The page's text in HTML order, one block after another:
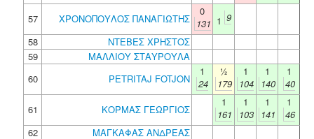
57
ΧΡΟΝΟΠΟΥΛΟΣ ΠΑΝΑΓΙΩΤΗΣ
0
131 1 9
58
ΝΤΕΒΕΣ ΧΡΗΣΤΟΣ
59
ΜΑΛΛΙΟΥ ΣΤΑΥΡΟΥΛΑ
60
PETRITAJ FOTJON
1
24
½
179
1
104
1
140
1
40
61
ΚΟΡΜΑΣ ΓΕΩΡΓΙΟΣ
1
161
1
103
1
141
1
46
62
ΜΑΓΚΑΦΑΣ ΑΝΔΡΕΑΣ